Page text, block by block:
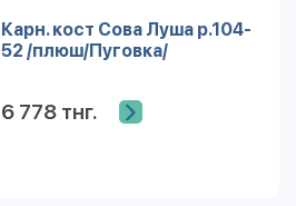
Карн. кост Сова Луша р.104-
52 /плюш/Пуговка/
6 778 тнг.